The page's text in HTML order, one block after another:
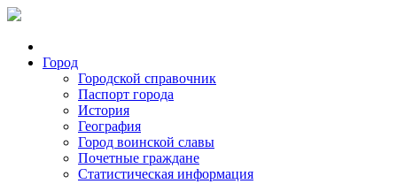
Город
Городской справочник
Паспорт города
История
География
Город воинской славы
Почетные граждане
Статистическая информация